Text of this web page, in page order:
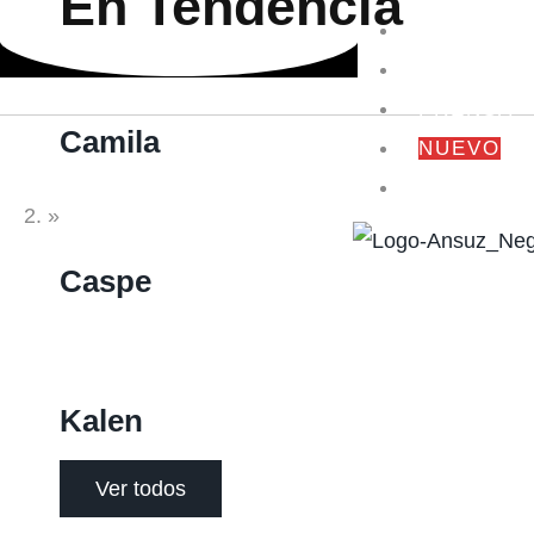
PRENSA
NUEVO
Camila
Caspe
Kalen
Ver todos
»